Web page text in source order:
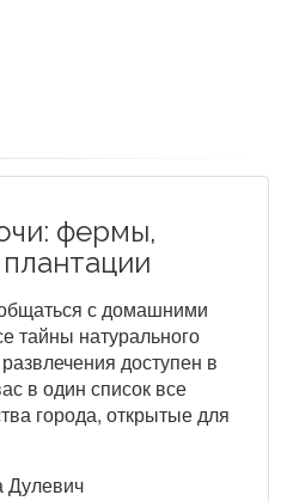
фермы,
с домашними
тайны натурального
доступен в
в один список все
города, открытые для
Дулевич